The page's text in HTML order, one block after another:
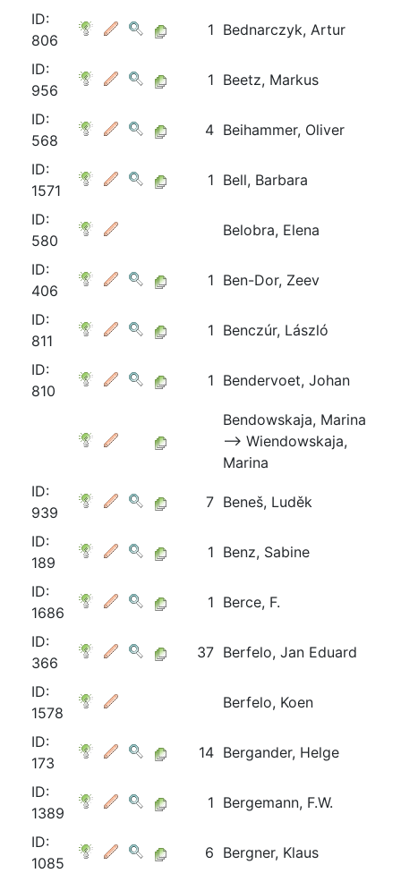
ID:
806
1 Bednarczyk, Artur
ID:
956
1 Beetz, Markus
ID:
568
4 Beihammer, Oliver
ID:
1571
1 Bell, Barbara
ID:
580
Belobra, Elena
ID:
406
1 Ben-Dor, Zeev
ID:
811
1 Benczúr, László
ID:
810
1 Bendervoet, Johan
Bendowskaja, Marina
⟶ Wiendowskaja,
Marina
ID:
939
7 Beneš, Luděk
ID:
189
1 Benz, Sabine
ID:
1686
1 Berce, F.
ID:
366
37 Berfelo, Jan Eduard
ID:
1578
Berfelo, Koen
ID:
173
14 Bergander, Helge
ID:
1389
1 Bergemann, F.W.
ID:
1085
6 Bergner, Klaus